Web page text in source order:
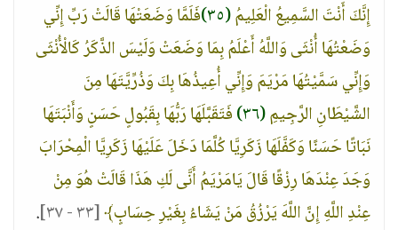
إِنَّكَ أَنْتَ السَّمِيعُ الْعَلِيمُ(٣٥)
فَلَمَّا وَضَعَتْهَا قَالَتْ رَبِّ إِنِّي
وَضَعْتُهَا أُنْثَى وَاللَّهُ أَعْلَمُ بِمَا وَضَعَتْ وَلَيْسَ الذَّكَرُ كَالْأُنْثَى
وَإِنِّي سَمَّيْتُهَا مَرْيَمَ وَإِنِّي أُعِيذُهَا بِكَ وَذُرِّيَّتَهَا مِنَ
الشَّيْطَانِ الرَّجِيمِ(٣٦)
فَتَقَبَّلَهَا رَبُّهَا بِقَبُولٍ حَسَنٍ وَأَنْبَتَهَا
نَبَاتًا حَسَنًا وَكَفَّلَهَا زَكَرِيَّا كُلَّمَا دَخَلَ عَلَيْهَا زَكَرِيَّا الْمِحْرَابَ
وَجَدَ عِنْدَهَا رِزْقًا قَالَ يَامَرْيَمُ أَنَّى لَكِ هَذَا قَالَتْ هُوَ مِنْ
عِنْدِ اللَّهِ إِنَّ اللَّهَ يَرْزُقُ مَنْ يَشَاءُ بِغَيْرِ حِسَابٍ﴾[٣٣ - ٣٧]
.